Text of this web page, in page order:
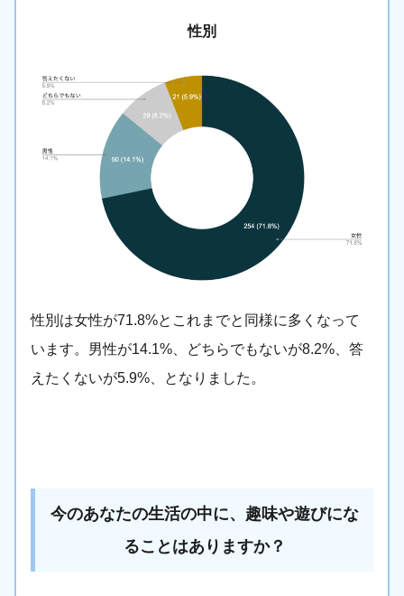
性別
性別は女性が71.8%とこれまでと同様に多くなって
います。男性が14.1%、どちらでもないが8.2%、答
えたくないが5.9%、となりました。
今のあなたの生活の中に、趣味や遊びにな
ることはありますか？